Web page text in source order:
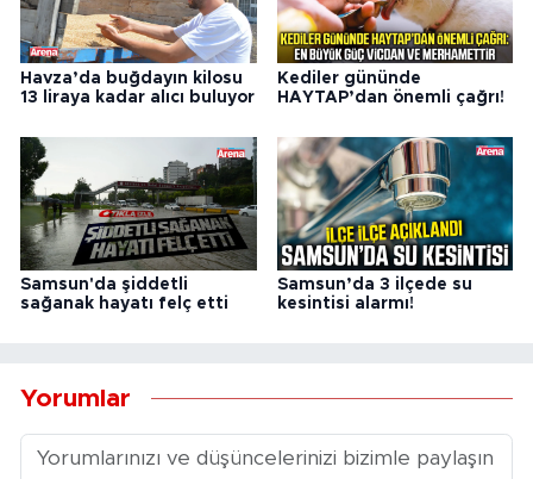
Havza’da buğdayın kilosu
13 liraya kadar alıcı buluyor
Kediler gününde
HAYTAP’dan önemli çağrı!
Samsun'da şiddetli
sağanak hayatı felç etti
Samsun’da 3 ilçede su
kesintisi alarmı!
Yorumlar